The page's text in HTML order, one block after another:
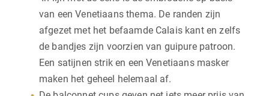
van een Venetiaans thema. De randen zijn
afgezet met het befaamde Calais kant en zelfs
de bandjes zijn voorzien van guipure patroon.
Een satijnen strik en een Venetiaans masker
maken het geheel helemaal af.